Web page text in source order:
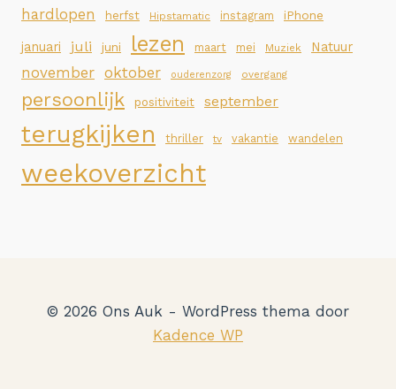
hardlopen herfst Hipstamatic instagram iPhone
januari juli juni lezen maart mei Muziek Natuur
november oktober ouderenzorg overgang
persoonlijk positiviteit september
terugkijken thriller tv vakantie wandelen
weekoverzicht
© 2026 Ons Auk - WordPress thema door
Kadence WP